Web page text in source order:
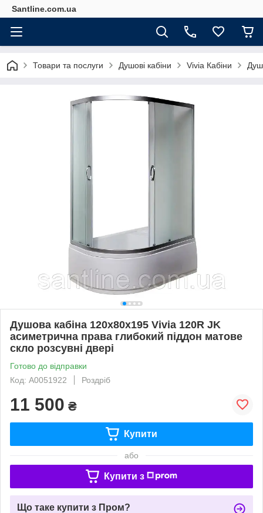
Santline.com.ua
Товари та послуги Душові кабіни Vivia Кабіни
Душова кабіна 120x80x195 Vivia 120R JK
асиметрична права глибокий піддон матове
скло розсувні двері
Готово до відправки
Код: А0051922
Роздріб
11 500 ₴
Купити
або
Купити з
Що таке купити з Пром?